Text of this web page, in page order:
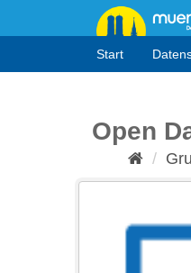
Start
Open